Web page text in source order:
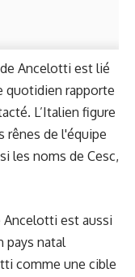
Ancelotti est lié
quotidien rapporte
L’Italien figure
rênes de l'équipe
les noms de Cesc,
Ancelotti est aussi
pays natal
comme une cible